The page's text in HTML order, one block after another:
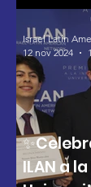
ILAN a
Israel Latin
12 nov 2024